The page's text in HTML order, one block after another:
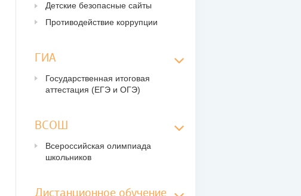
Детские безопасные сайты
Противодействие коррупции
ГИА
Государственная итоговая
аттестация (ЕГЭ и ОГЭ)
ВСОШ
Всероссийская олимпиада
школьников
Дистанционное обучение